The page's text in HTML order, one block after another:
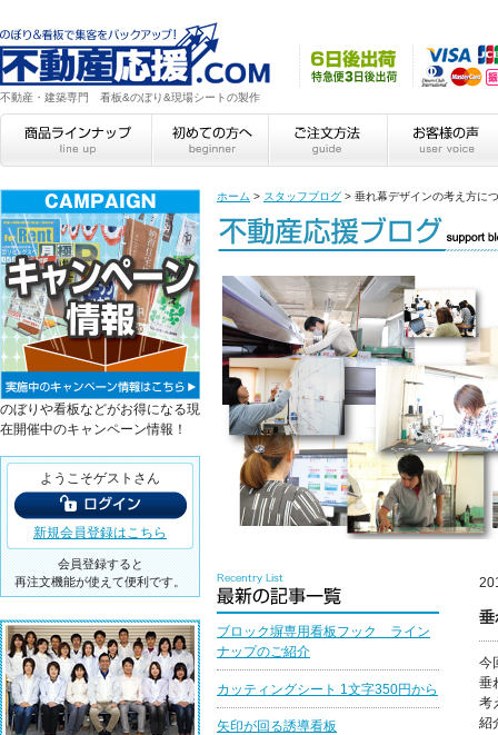
不動産・建築専門 看板&のぼり&現場シートの製作
ホーム > スタッフブログ > 垂れ幕デザインの考え方に
垂
今
垂
考
紹
ブロック塀専用看板フック ライン
ナップのご紹介
カッティングシート 1文字350円から
矢印が回る誘導看板
のぼりや看板などがお得になる現
在開催中のキャンペーン情報！
ようこそゲストさん
新規会員登録はこちら
会員登録すると
再注文機能が使えて便利です。